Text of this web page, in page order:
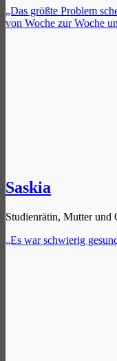
„Das größte Problem
von Woche zur Woche
Saskia
Studienrätin, Mutter und
„Es war schwierig